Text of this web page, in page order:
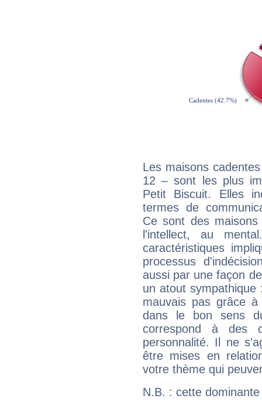
Les maisons
12 – sont les plus
Petit Biscuit. Elles
termes de
Ce sont des
l'intellect, au
caractéristiques
processus
aussi par une façon
un atout
mauvais pas grâce
dans le bon sens
correspond à des
personnalité. Il ne
être mises en
votre thème qui
N.B. : cette